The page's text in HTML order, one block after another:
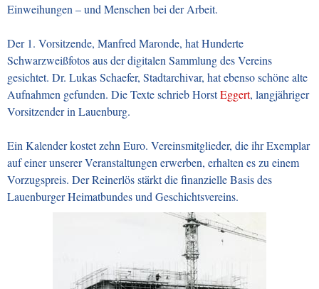
Einweihungen – und Menschen bei der Arbeit.
Der 1. Vorsitzende, Manfred Maronde, hat Hunderte
Schwarzweißfotos aus der digitalen Sammlung desVereins
gesichtet. Dr. Lukas Schaefer, Stadtarchivar, hat ebenso schöne alte
Aufnahmen gefunden. Die Texte schrieb HorstEggert, langjähriger
Vorsitzender in Lauenburg.
Ein Kalender kostet zehn Euro. Vereinsmitglieder, die ihr Exemplar
auf einer unserer Veranstaltungen erwerben, erhalten es zu einem
Vorzugspreis. Der Reinerlös stärkt die finanzielle Basis des
LauenburgerHeimatbundes und Geschichtsvereins.